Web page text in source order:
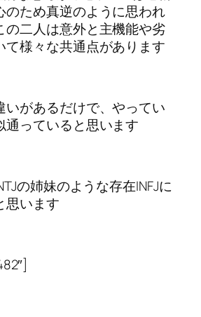
のため真逆のように思われ
の二人は意外と主機能や劣
て様々な共通点があります
いがあるだけで、やってい
通っていると思います
の姉妹のような存在INFJに
思います